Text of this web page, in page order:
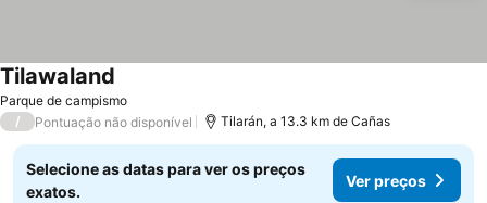
Parque de campismo
Tilawaland
/ Pontuação não disponível Tilarán, a 13.3 km de Cañas
Selecione as datas para ver os preços
exatos.
Ver preços